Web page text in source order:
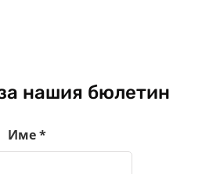
нашия бюлетин
Име*